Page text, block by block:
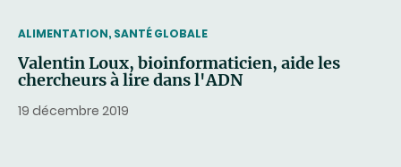
THEMATIC
ALIMENTATION, SANTÉ GLOBALE
Valentin Loux, bioinformaticien, aide les
chercheurs à lire dans l'ADN
19 décembre 2019